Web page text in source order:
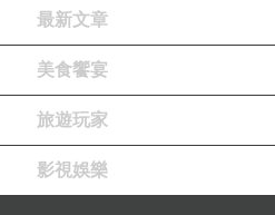
她離開就真的一無所有。
最新文章
美食饗宴
旅遊玩家
影視娛樂